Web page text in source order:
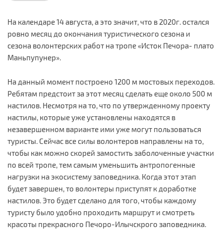
На календаре 14 августа, а это значит, что в 2020г. остался
ровно месяц до окончания туристического сезона и
сезона волонтерских работ на тропе «Исток Печора- плато
Маньпупунер».
На данный момент построено 1200 м мостовых переходов.
Ребятам предстоит за этот месяц сделать еще около 500 м
настилов. Несмотря на то, что по утвержденному проекту
настилы, которые уже установлены находятся в
незавершенном варианте ими уже могут пользоваться
туристы. Сейчас все силы волонтеров направлены на то,
чтобы как можно скорей замостить заболоченные участки
по всей тропе, тем самым уменьшить антропогенные
нагрузки на экосистему заповедника. Когда этот этап
будет завершен, то волонтеры приступят к доработке
настилов. Это будет сделано для того, чтобы каждому
туристу было удобно проходить маршрут и смотреть
красоты прекрасного Печоро-Илычскрого заповедника.